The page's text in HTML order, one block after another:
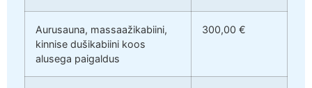
Aurusauna, massaažikabiini,
kinnise dušikabiini koos
alusega paigaldus
300,00 €